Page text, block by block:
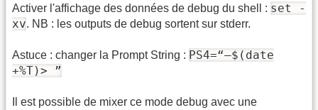
Activer l'affichage des données de debug du shell : set -
xv. NB : les outputs de debug sortent sur stderr.
Astuce : changer la Prompt String : PS4=“—$(date
+%T)> ”
Il est possible de mixer ce mode debug avec une